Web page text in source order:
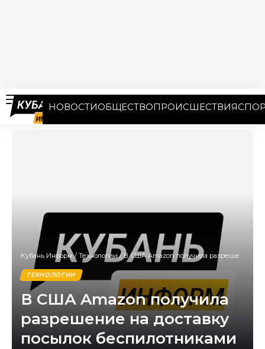
НОВОСТИОБЩЕСТВОПРОИСШЕСТВИЯ
Кубань Информ/ Технологии/ В США Amazon получила разрешение на доставку посылок беспилотниками
ТЕХНОЛОГИИ
В США Amazon получила
разрешение на доставку
посылок беспилотниками